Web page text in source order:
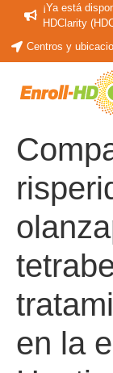
¡Ya está
HDClarity
Centros y
en la